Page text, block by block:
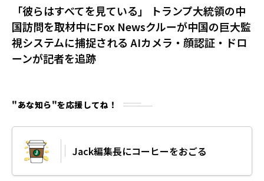
「彼らはすべてを見ている」 トランプ大統領の中
国訪問を取材中にFox Newsクルーが中国の巨大監
視システムに捕捉される AIカメラ・顔認証・ドロ
ーンが記者を追跡
"あな知ら"を応援してね！
Jack編集長にコーヒーをおごる